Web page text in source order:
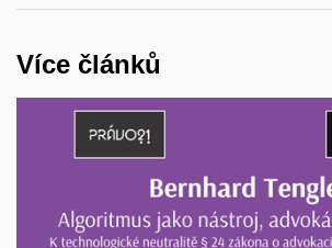
Více článků